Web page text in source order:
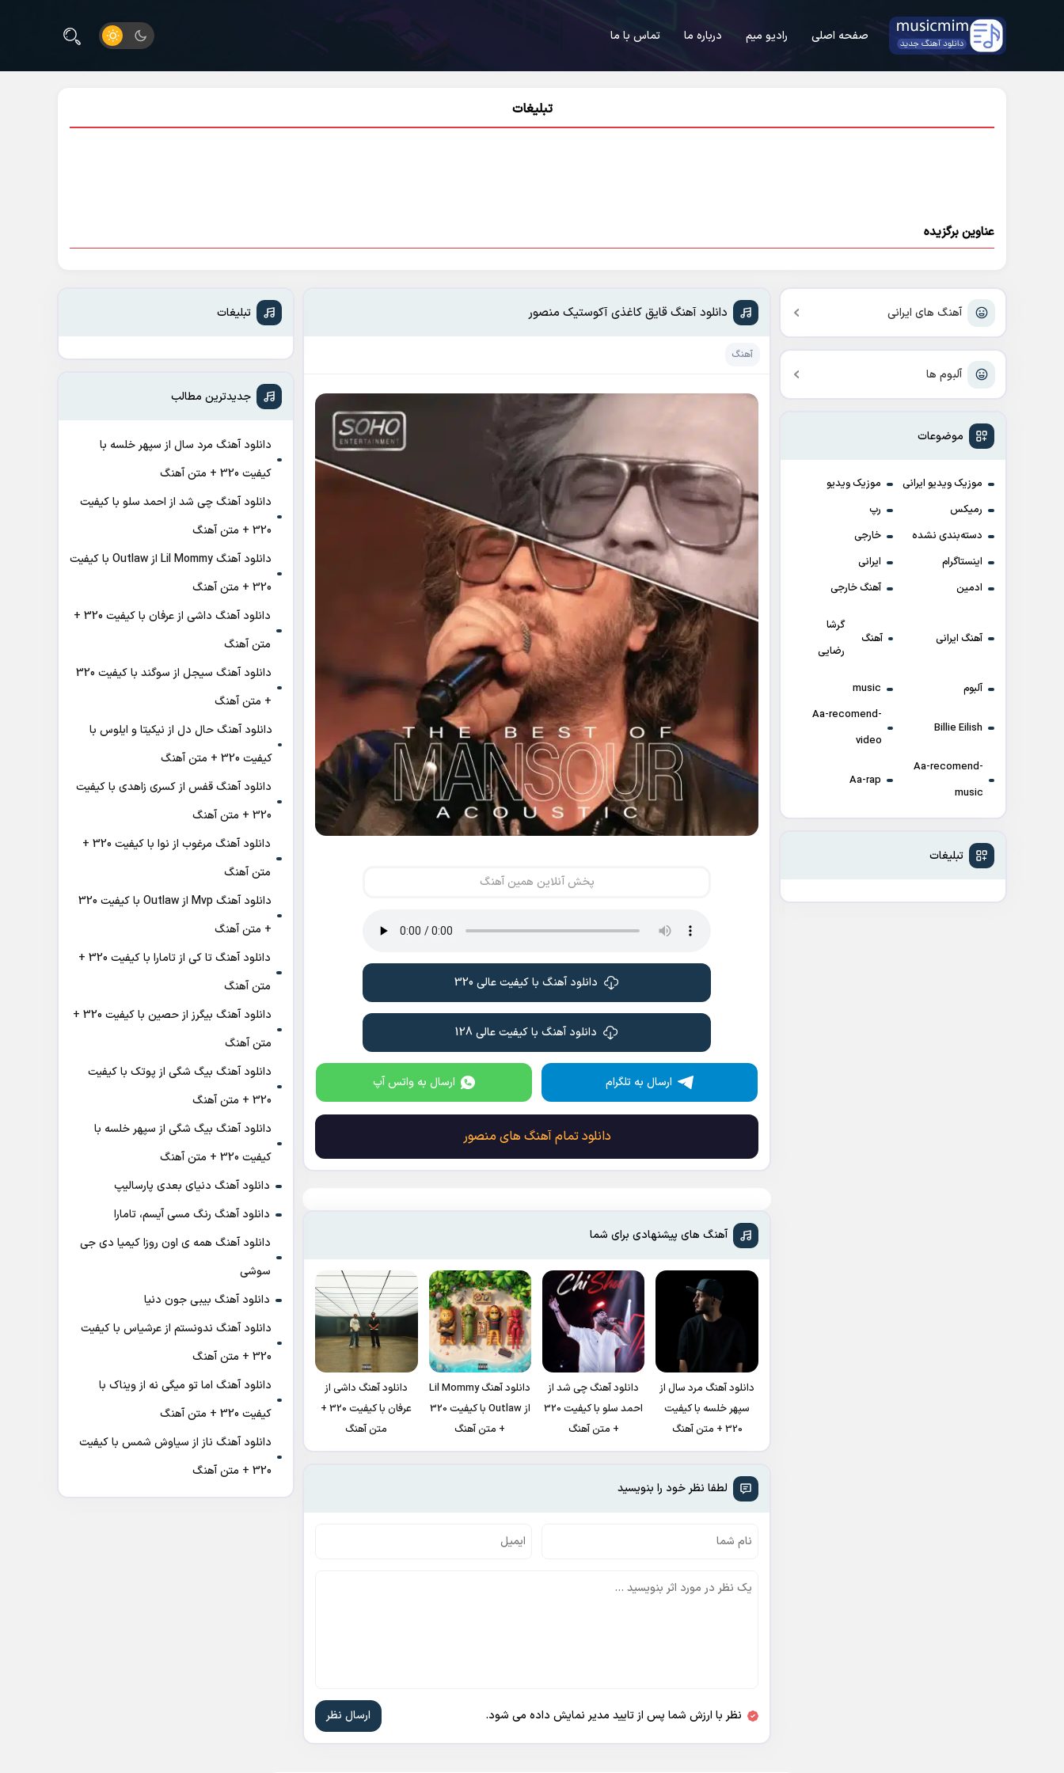
صفحه اصلی رادیو میم درباره ما تماس با ما
تبلیغات
عناوین برگزیده
آهنگ های ایرانی
آلبوم ها
موضوعات
موزیک ویدیو ایرانی
موزیک ویدیو
رمیکس
رپ
دسته‌بندی نشده
خارجی
اینستاگرام
ایرانی
ادمین
آهنگ خارجی
آهنگ ایرانی آهنگ
گرشا
رضایی
آلبوم music
Billie Eilish
Aa-recomend-
video
Aa-recomend-
music
Aa-rap
تبلیغات
دانلود آهنگ قایق کاغذی آکوستیک منصور
آهنگ
پخش آنلاین همین آهنگ
دانلود آهنگ با کیفیت عالی 320
دانلود آهنگ با کیفیت عالی 128
ارسال به تلگرام ارسال به واتس آپ
دانلود تمام آهنگ های منصور
آهنگ های پیشنهادی برای شما
دانلود آهنگ مرد سال از
سپهر خلسه با کیفیت
320 + متن آهنگ
دانلود آهنگ چی شد از
احمد سلو با کیفیت 320
+ متن آهنگ
دانلود آهنگ Lil Mommy
از Outlaw با کیفیت 320
+ متن آهنگ
دانلود آهنگ داشی از
عرفان با کیفیت 320 +
متن آهنگ
لطفا نظر خود را بنویسید
نظر با ارزش شما پس از تایید مدیر نمایش داده می شود.
تبلیغات
جدیدترین مطالب
دانلود آهنگ مرد سال از سپهر خلسه با
کیفیت 320 + متن آهنگ
دانلود آهنگ چی شد از احمد سلو با کیفیت
320 + متن آهنگ
دانلود آهنگ Lil Mommy از Outlaw با کیفیت
320 + متن آهنگ
دانلود آهنگ داشی از عرفان با کیفیت 320 +
متن آهنگ
دانلود آهنگ سیجل از سوگند با کیفیت 320
+ متن آهنگ
دانلود آهنگ حال دل از نیکیتا و ایلوس با
کیفیت 320 + متن آهنگ
دانلود آهنگ قفس از کسری زاهدی با کیفیت
320 + متن آهنگ
دانلود آهنگ مرغوب از نوا با کیفیت 320 +
متن آهنگ
دانلود آهنگ Mvp از Outlaw با کیفیت 320
+ متن آهنگ
دانلود آهنگ تا کی از تامارا با کیفیت 320 +
متن آهنگ
دانلود آهنگ بیگرز از حصین با کیفیت 320 +
متن آهنگ
دانلود آهنگ بیگ شگی از پوتک با کیفیت
320 + متن آهنگ
دانلود آهنگ بیگ شگی از سپهر خلسه با
کیفیت 320 + متن آهنگ
دانلود آهنگ دنیای بعدی پارسالیپ
دانلود آهنگ رنگ مسی آیسم، تامارا
دانلود آهنگ همه ی اون روزا کیمیا دی جی
سوشی
دانلود آهنگ بیبی جون دنیا
دانلود آهنگ ندونستم از عرشیاس با کیفیت
320 + متن آهنگ
دانلود آهنگ اما تو میگی نه از ویناک با
کیفیت 320 + متن آهنگ
دانلود آهنگ ناز از سیاوش شمس با کیفیت
320 + متن آهنگ